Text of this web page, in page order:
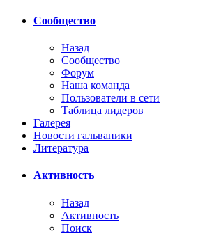
Сообщество
Назад
Сообщество
Форум
Наша команда
Пользователи в сети
Таблица лидеров
Галерея
Новости гальваники
Литература
Активность
Назад
Активность
Поиск